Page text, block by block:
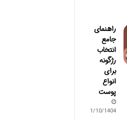
راهنمای
جامع
انتخاب
رژگونه
برای
انواع
پوست
01/10/1404